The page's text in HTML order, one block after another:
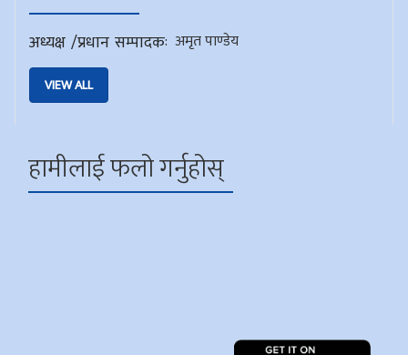
अध्यक्ष /प्रधान सम्पादक: अमृत पाण्डेय
VIEW ALL
हामीलाई फलो गर्नुहोस्